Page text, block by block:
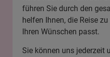
führen Sie durch den
helfen Ihnen, die Reise
Ihren Wünschen passt.
Sie können uns jederzeit